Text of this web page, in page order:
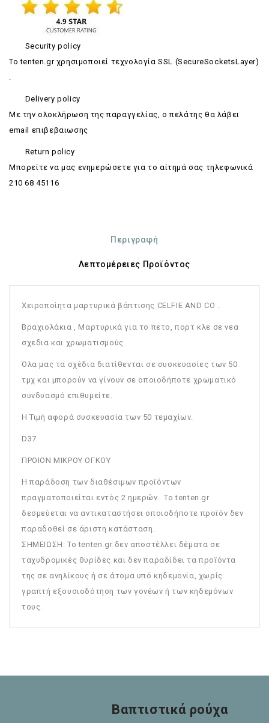
Security policy
Το tenten.gr χρησιμοποιεί τεχνολογία SSL (SecureSocketsLayer)
.
Delivery policy
Με την ολοκλήρωση της παραγγελίας, ο πελάτης θα λάβει
email επιβεβαιωσης
Return policy
Mπορείτε να μας ενημερώσετε για το αίτημά σας τηλεφωνικά
210 68 45116
Περιγραφή
Λεπτομέρειες Προϊόντος
Χειροποίητα μαρτυρικά βάπτισης CELFIE AND CO .
Bραχιολάκια , Μαρτυρικά για το πετο, πορτ κλε σε νεα
σχεδια και χρωματισμούς
Όλα μας τα σχέδια διατίθενται σε συσκευασίες των 50
τμχ και μπορούν να γίνουν σε οποιοδήποτε χρωματικό
συνδυασμό επιθυμείτε.
Η Τιμή αφορά συσκευασία των 50 τεμαχίων.
D37
ΠΡΟΙΟΝ ΜΙΚΡΟΥ ΟΓΚΟΥ
Η παράδοση των διαθέσιμων προϊόντων
πραγματοποιείται εντός 2 ημερών. Το tenten.gr
δεσμεύεται να αντικαταστήσει οποιοδήποτε προϊόν δεν
παραδοθεί σε άριστη κατάσταση.
ΣΗΜΕΙΩΣΗ: To tenten.gr δεν αποστέλλει δέματα σε
ταχυδρομικές θυρίδες και δεν παραδίδει τα προϊόντα
της σε ανηλίκους ή σε άτομα υπό κηδεμονία, χωρίς
γραπτή εξουσιοδότηση των γονέων ή των κηδεμόνων
τους.
Βαπτιστικά ρούχα